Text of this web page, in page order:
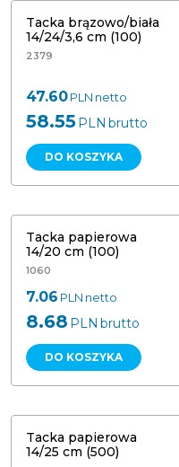
Tacka brązowo/biała
14/24/3,6 cm (100)
2379
47.60PLN netto
58.55PLN brutto
DO KOSZYKA
Tacka papierowa 14 x 20 cm. 100 szt
Tacka papierowa
14/20 cm (100)
1060
7.06 PLN netto
8.68 PLN brutto
DO KOSZYKA
Tacka papierowa 14 x 25 cm 500 szt
Tacka papierowa
14/25 cm (500)